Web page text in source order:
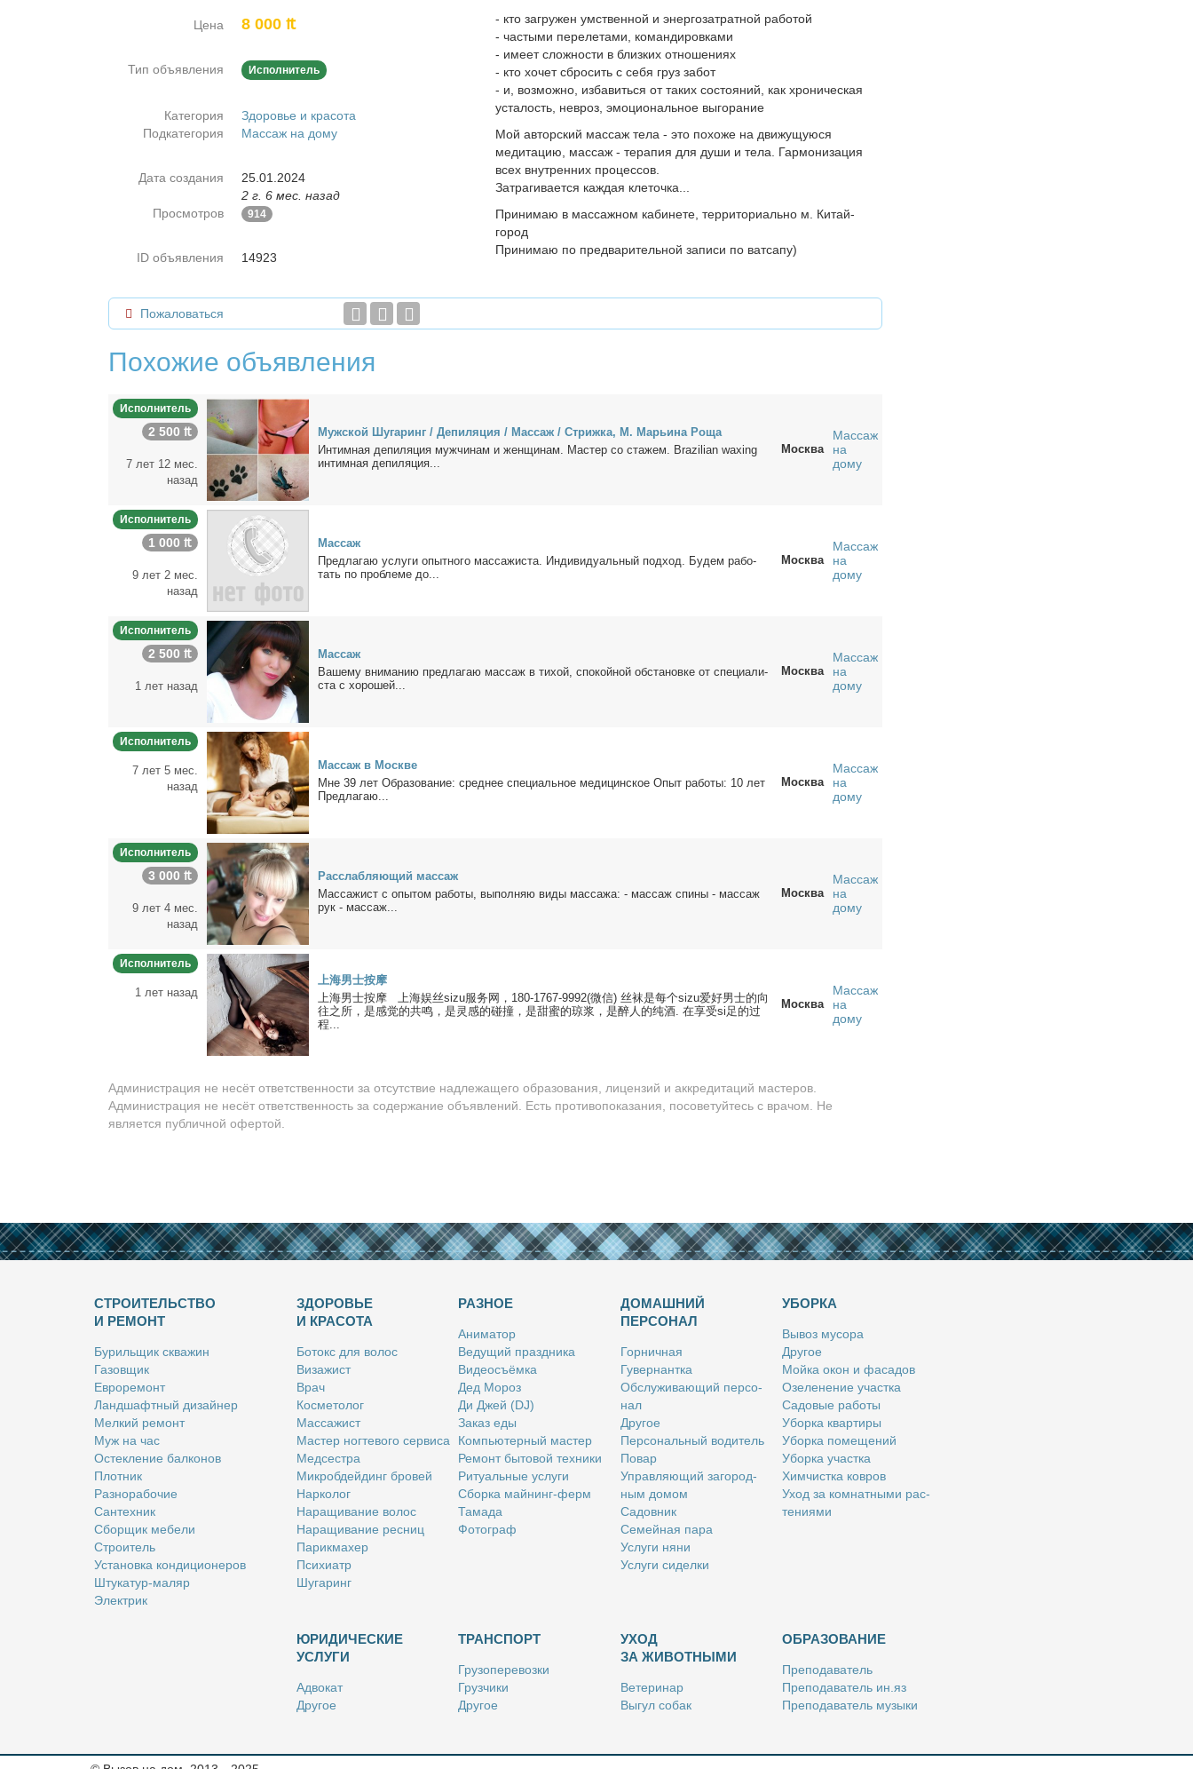
- кто загружен умственной и энергозатратной работой
- частыми перелетами, командировками
- имеет сложности в близких отношениях
- кто хочет сбросить с себя груз забот
- и, возможно, избавиться от таких состояний, как хроническая
усталость, невроз, эмоциональное выгорание
Мой авторский массаж тела - это похоже на движущуюся
медитацию, массаж - терапия для души и тела. Гармонизация
всех внутренних процессов.
Затрагивается каждая клеточка...
Принимаю в массажном кабинете, территориально м. Китай-
город
Принимаю по предварительной записи по ватсапу)
Цена 8 000 ₶
Тип объявления Исполнитель
Категория
Здоровье и красота
Подкатегория
Массаж на дому
Дата создания
25.01.2024
2 г. 6 мес. назад
Просмотров
914
ID объявления 14923
Пожаловаться
Похожие объявления
Исполнитель
2 500 ₶
7 лет 12 мес.
назад
Муж­ской Шу­га­ринг / Де­пи­ля­ция / Мас­саж / Стриж­ка, М. Ма­рьи­на Ро­ща
Ин­тим­ная де­пи­ля­ция муж­чи­нам и жен­щи­нам. Ма­стер со ста­жем. Brazilian waxing
ин­тим­ная де­пи­ля­ция...
Москва
Массаж
на
дому
Исполнитель
1 000 ₶
9 лет 2 мес.
назад
Мас­саж
Пред­ла­гаю услу­ги опыт­но­го мас­са­жи­ста. Ин­ди­ви­ду­аль­ный под­ход. Бу­дем ра­бо­
тать по про­бле­ме до...
Москва
Массаж
на
дому
Исполнитель
2 500 ₶
1 лет назад
Мас­саж
Ва­ше­му вни­ма­нию пред­ла­гаю мас­саж в ти­хой, спо­кой­ной об­ста­нов­ке от спе­ци­а­ли­
ста с хо­ро­шей...
Москва
Массаж
на
дому
Исполнитель
7 лет 5 мес.
назад
Мас­саж в Москве
Мне 39 лет Об­ра­зо­ва­ние: сред­нее спе­ци­аль­ное ме­ди­цин­ское Опыт ра­бо­ты: 10 лет
Пред­ла­гаю...
Москва
Массаж
на
дому
Исполнитель
3 000 ₶
9 лет 4 мес.
назад
Рас­слаб­ля­ю­щий мас­саж
Мас­са­жист с опы­том ра­бо­ты, вы­пол­няю ви­ды мас­са­жа: - мас­саж спи­ны - мас­саж
рук - мас­саж...
Москва
Массаж
на
дому
Исполнитель
1 лет назад
上海男士按摩
上海男士按摩 上海娱丝sizu服务网，180-1767-9992(微信) 丝袜是每个sizu爱好男士的向
往之所，是感觉的共鸣，是灵感的碰撞，是甜蜜的琼浆，是醉人的纯酒. 在享受si足的过
程...
Москва
Массаж
на
дому
Администрация не несёт ответственности за отсутствие надлежащего образования, лицензий и аккредитаций мастеров.
Администрация не несёт ответственность за содержание объявлений. Есть противопоказания, посоветуйтесь с врачом. Не
является публичной офертой.
СТРОИТЕЛЬСТВО
И РЕМОНТ
Бу­риль­щик сква­жин
Га­зов­щик
Ев­ро­ре­монт
Ланд­шафт­ный ди­зай­нер
Мел­кий ре­монт
Муж на час
Остек­ле­ние бал­ко­нов
Плот­ник
Раз­но­ра­бо­чие
Сан­тех­ник
Сбор­щик ме­бе­ли
Стро­и­тель
Уста­нов­ка кон­ди­ци­о­не­ров
Шту­ка­тур-ма­ляр
Элек­трик
ЗДОРОВЬЕ
И КРАСОТА
Бо­токс для во­лос
Ви­за­жист
Врач
Кос­ме­то­лог
Мас­са­жист
Ма­стер ног­те­во­го сер­ви­са
Мед­сест­ра
Мик­роб­дей­динг бро­вей
Нар­ко­лог
На­ра­щи­ва­ние во­лос
На­ра­щи­ва­ние рес­ниц
Па­рик­махер
Пси­хи­атр
Шу­га­ринг
РАЗНОЕ
Ани­ма­тор
Ве­ду­щий празд­ни­ка
Ви­део­съём­ка
Дед Мо­роз
Ди Джей (DJ)
За­каз еды
Ком­пью­тер­ный ма­стер
Ре­монт бы­то­вой тех­ни­ки
Ри­ту­аль­ные услу­ги
Сбор­ка май­нинг-ферм
Та­ма­да
Фо­то­граф
ДОМАШНИЙ
ПЕРСОНАЛ
Гор­нич­ная
Гу­вер­нант­ка
Об­слу­жи­ва­ю­щий пер­со­
нал
Дру­гое
Пер­со­наль­ный во­ди­тель
По­вар
Управ­ля­ю­щий за­го­род­
ным до­мом
Са­дов­ник
Се­мей­ная па­ра
Услу­ги ня­ни
Услу­ги си­дел­ки
УБОРКА
Вы­воз му­со­ра
Дру­гое
Мой­ка окон и фа­са­дов
Озе­ле­не­ние участ­ка
Са­до­вые ра­бо­ты
Убор­ка квар­ти­ры
Убор­ка по­ме­ще­ний
Убор­ка участ­ка
Хим­чист­ка ков­ров
Уход за ком­нат­ны­ми рас­
те­ни­я­ми
ЮРИДИЧЕСКИЕ
УСЛУГИ
Адво­кат
Дру­гое
Ри­эл­тор
ТРАНСПОРТ
Гру­зо­пе­ре­воз­ки
Груз­чи­ки
Дру­гое
Так­си
УХОД
ЗА ЖИВОТНЫМИ
Ве­те­ри­нар
Вы­гул со­бак
Стриж­ка жи­вот­ных
ОБРАЗОВАНИЕ
Пре­по­да­ва­тель
Пре­по­да­ва­тель ин.яз
Пре­по­да­ва­тель му­зы­ки